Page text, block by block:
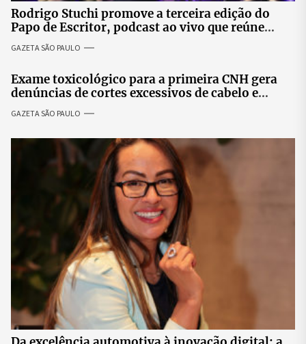
Rodrigo Stuchi promove a terceira edição do
Papo de Escritor, podcast ao vivo que reúne
especialistas para discutir saúde mental e
prosperidade.
GAZETA SÃO PAULO
Exame toxicológico para a primeira CNH gera
denúncias de cortes excessivos de cabelo e
revolta entre candidatas
GAZETA SÃO PAULO